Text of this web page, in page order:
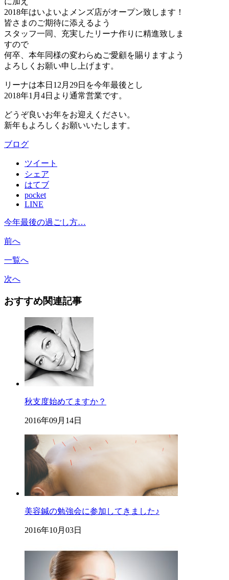
2018年はいよいよメンズ店がオープン致します！
皆さまのご期待に添えるよう
スタッフ一同、充実したリーナ作りに精進致しま
すので
何卒、本年同様の変わらぬご愛顧を賜りますよう
よろしくお願い申し上げます。
リーナは本日12月29日を今年最後とし
2018年1月4日より通常営業です。
どうぞ良いお年をお迎えください。
新年もよろしくお願いいたします。
ブログ
ツイート
シェア
はてブ
pocket
LINE
今年最後の過ごし方…
前へ
一覧へ
次へ
おすすめ関連記事
秋支度始めてますか？
2016年09月14日
美容鍼の勉強会に参加してきました♪
2016年10月03日